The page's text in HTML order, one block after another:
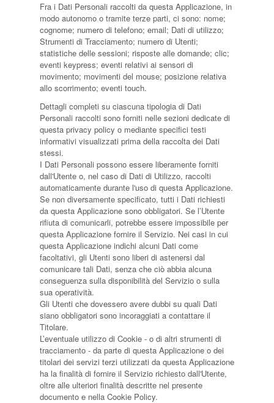
Fra i Dati Personali raccolti da questa Applicazione, in
modo autonomo o tramite terze parti, ci sono: nome;
cognome; numero di telefono; email; Dati di utilizzo;
Strumenti di Tracciamento; numero di Utenti;
statistiche delle sessioni; risposte alle domande; clic;
eventi keypress; eventi relativi ai sensori di
movimento; movimenti del mouse; posizione relativa
allo scorrimento; eventi touch.
Dettagli completi su ciascuna tipologia di Dati
Personali raccolti sono forniti nelle sezioni dedicate di
questa privacy policy o mediante specifici testi
informativi visualizzati prima della raccolta dei Dati
stessi.
I Dati Personali possono essere liberamente forniti
dall'Utente o, nel caso di Dati di Utilizzo, raccolti
automaticamente durante l'uso di questa Applicazione.
Se non diversamente specificato, tutti i Dati richiesti
da questa Applicazione sono obbligatori. Se l’Utente
rifiuta di comunicarli, potrebbe essere impossibile per
questa Applicazione fornire il Servizio. Nei casi in cui
questa Applicazione indichi alcuni Dati come
facoltativi, gli Utenti sono liberi di astenersi dal
comunicare tali Dati, senza che ciò abbia alcuna
conseguenza sulla disponibilità del Servizio o sulla
sua operatività.
Gli Utenti che dovessero avere dubbi su quali Dati
siano obbligatori sono incoraggiati a contattare il
Titolare.
L’eventuale utilizzo di Cookie - o di altri strumenti di
tracciamento - da parte di questa Applicazione o dei
titolari dei servizi terzi utilizzati da questa Applicazione
ha la finalità di fornire il Servizio richiesto dall'Utente,
oltre alle ulteriori finalità descritte nel presente
documento e nella Cookie Policy.